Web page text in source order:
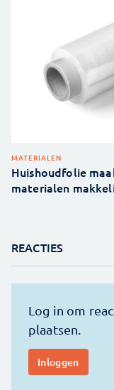
MATERIALEN
Huishoudfolie
materialen
REACTIES